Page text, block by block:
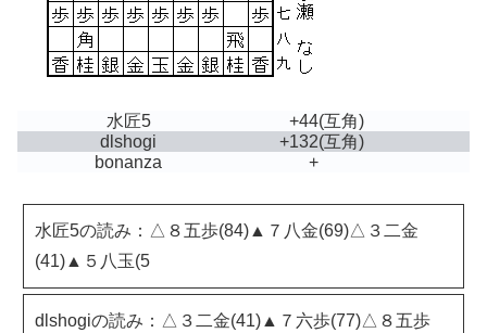
水匠5 +44(互角)
dlshogi
+132(互角)
bonanza
+
水匠5の読み：△８五歩(84)▲７八金(69)△３二金
(41)▲５八玉(5
dlshogiの読み：△３二金(41)▲７六歩(77)△８五歩